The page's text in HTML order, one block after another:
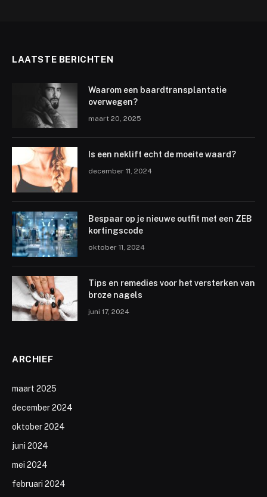
LAATSTE BERICHTEN
Waarom een baardtransplantatie
overwegen?
maart 20, 2025
Is een neklift echt de moeite waard?
december 11, 2024
Bespaar op je nieuwe outfit met een ZEB
kortingscode
oktober 11, 2024
Tips en remedies voor het versterken van
broze nagels
juni 17, 2024
ARCHIEF
maart 2025
december 2024
oktober 2024
juni 2024
mei 2024
februari 2024